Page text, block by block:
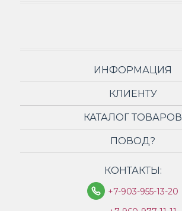
ИНФОРМАЦИЯ
КЛИЕНТУ
КАТАЛОГ ТОВАРОВ
ПОВОД?
КОНТАКТЫ:
+7-903-955-13-20